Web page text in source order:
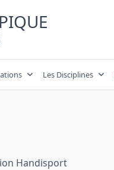
Les Disciplines
Handisport